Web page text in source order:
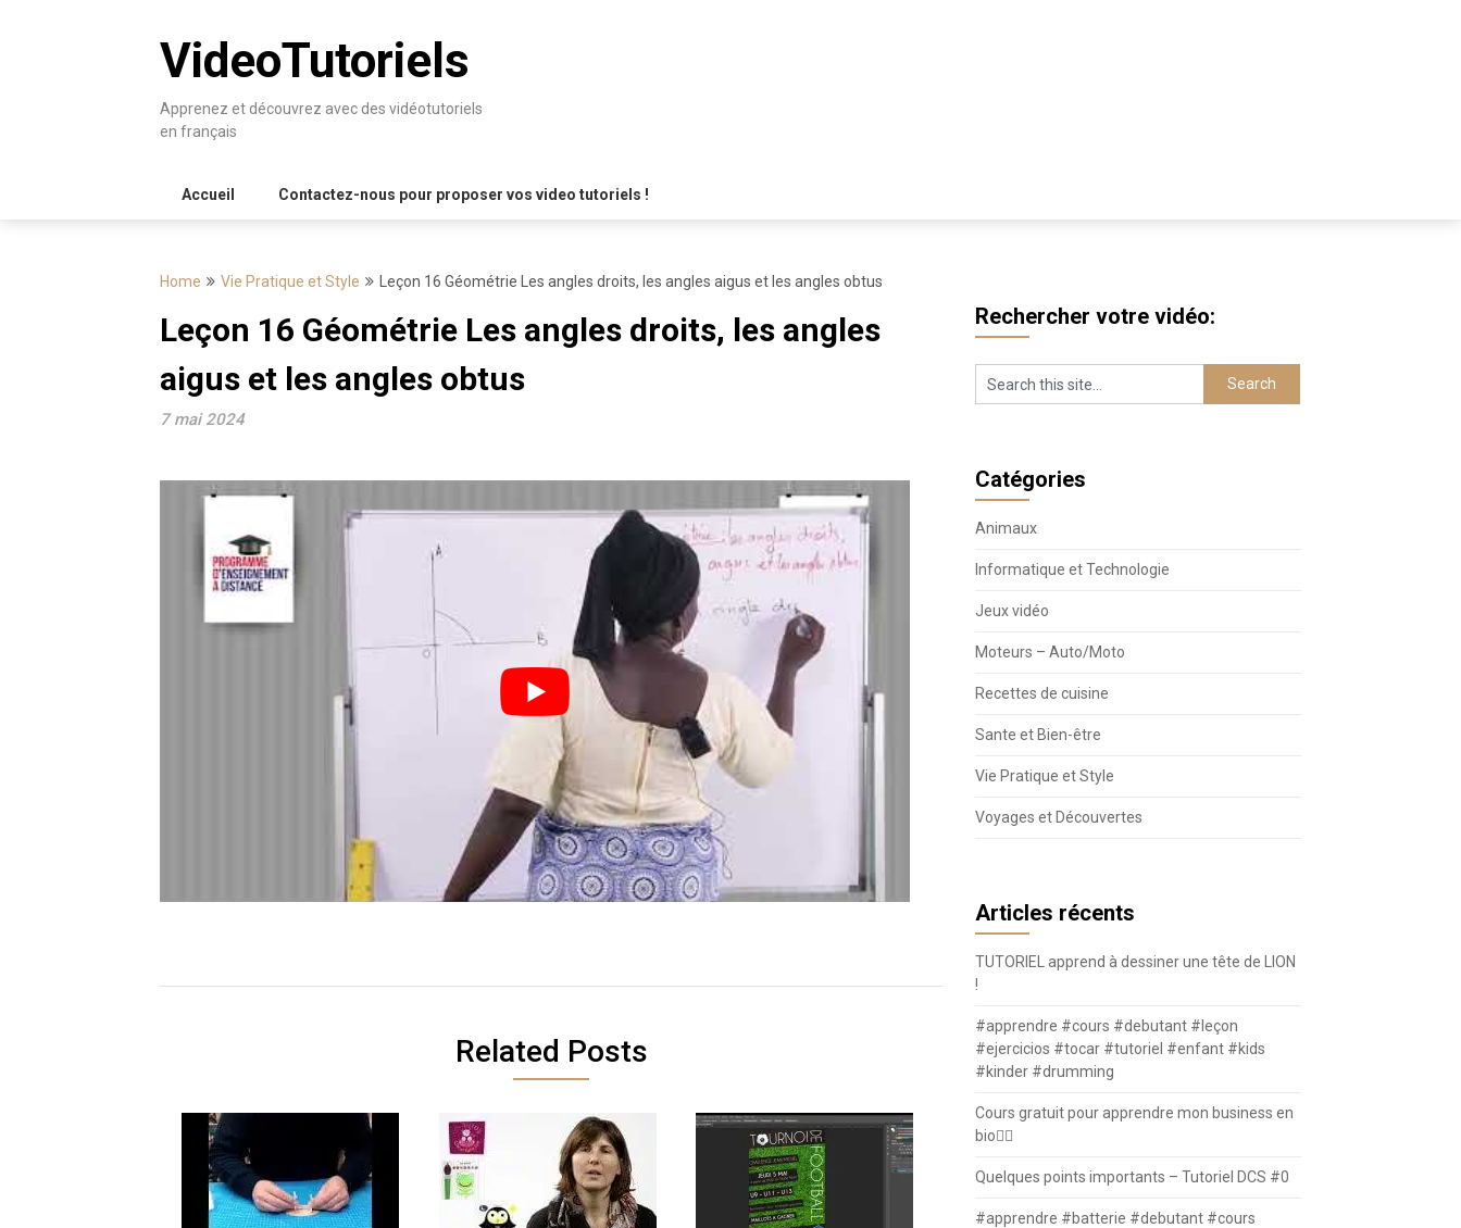
VideoTutoriels
Apprenez et découvrez avec des vidéotutoriels
en français
Accueil Contactez-nous pour proposer vos video tutoriels !
Home Vie Pratique et Style Leçon 16 Géométrie Les angles droits, les angles aigus et les angles obtus
Leçon 16 Géométrie Les angles droits, les angles
aigus et les angles obtus
7 mai 2024
Related Posts
Rechercher votre vidéo:
Catégories
Animaux
Informatique et Technologie
Jeux vidéo
Moteurs – Auto/Moto
Recettes de cuisine
Sante et Bien-être
Vie Pratique et Style
Voyages et Découvertes
Articles récents
TUTORIEL apprend à dessiner une tête de LION
!
#apprendre #cours #debutant #leçon
#ejercicios #tocar #tutoriel #enfant #kids
#kinder #drumming
Cours gratuit pour apprendre mon business en
bio⛓️‍💥
Quelques points importants – Tutoriel DCS #0
#apprendre #batterie #debutant #cours